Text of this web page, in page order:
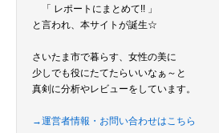
「 レポートにまとめて!! 」
と言われ、本サイトが誕生☆
さいたま市で暮らす、女性の美に
少しでも役にたてたらいいなぁ～と
真剣に分析やレビューをしています。
→運営者情報・お問い合わせはこちら